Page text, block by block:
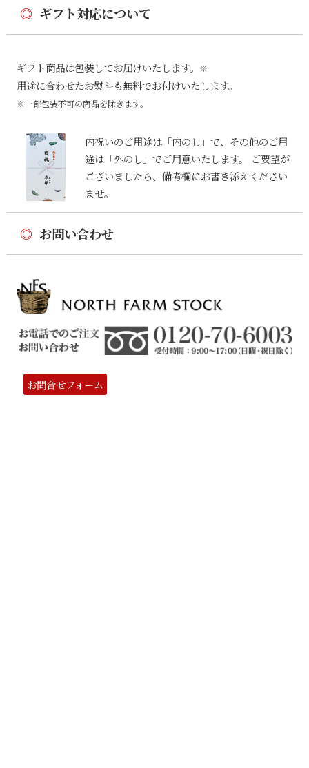
◎ ギフト対応について
ギフト商品は包装してお届けいたします。 ※
用途に合わせたお熨斗も無料でお付けいたします。
※一部包装不可の商品を除きます。
内祝いのご用途は「内のし」で、その他のご用
途は「外のし」でご用意いたします。 ご要望が
ございましたら、備考欄にお書き添えください
ませ。
◎ お問い合わせ
お問合せフォーム